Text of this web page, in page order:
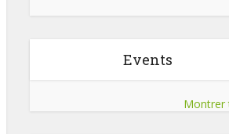
Events
Montrer